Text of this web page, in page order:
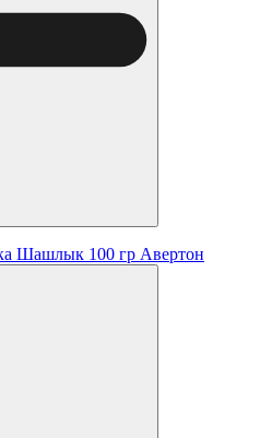
Шашлык 100 гр Авертон